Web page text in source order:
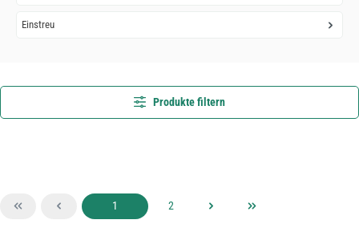
Einstreu
Produkte filtern
Seite
1 Seite
2